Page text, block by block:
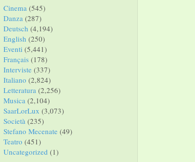
Cinema (545)
Danza (287)
Deutsch (4,194)
English (250)
Eventi (5,441)
Français (178)
Interviste (337)
Italiano (2,824)
Letteratura (2,256)
Musica (2,104)
SaarLorLux (3,073)
Società (235)
Stefano Mecenate (49)
Teatro (451)
Uncategorized (1)